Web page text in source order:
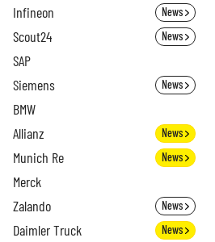
Infineon News
Scout24 News
SAP
Siemens News
BMW
Allianz News
Munich Re News
Merck
Zalando News
Daimler Truck News